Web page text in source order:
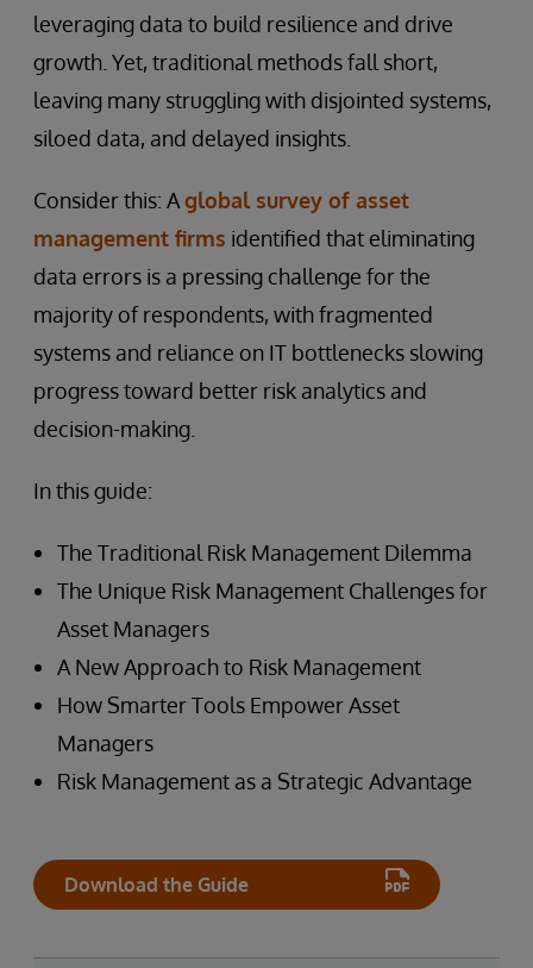
leveraging data to build resilience and drive
growth. Yet, traditional methods fall short,
leaving many struggling with disjointed systems,
siloed data, and delayed insights.
Consider this: Aglobal survey of asset
management firms identified that eliminating
data errors is a pressing challenge for the
majority of respondents, with fragmented
systems and reliance on IT bottlenecks slowing
progress toward better risk analytics and
decision-making.
In this guide:
The Traditional Risk Management Dilemma
The Unique Risk Management Challenges for
Asset Managers
A New Approach to Risk Management
How Smarter Tools Empower Asset
Managers
Risk Management as a Strategic Advantage
Download the Guide